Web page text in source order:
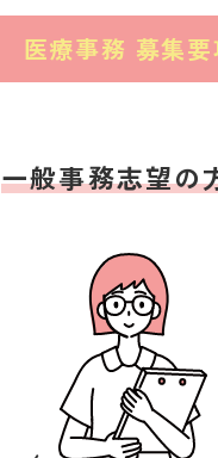
医療事務 募集要
一般事務志望の